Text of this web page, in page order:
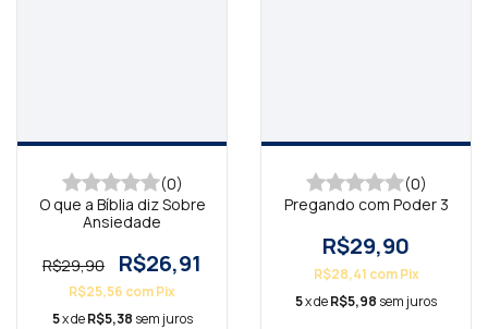
(0)
O que a Bíblia diz Sobre
Ansiedade
R$29,90 R$26,91
R$25,56 comPix
5x deR$5,38 sem juros
(0)
Pregando com Poder 3
R$29,90
R$28,41 com Pix
5x deR$5,98 sem juros